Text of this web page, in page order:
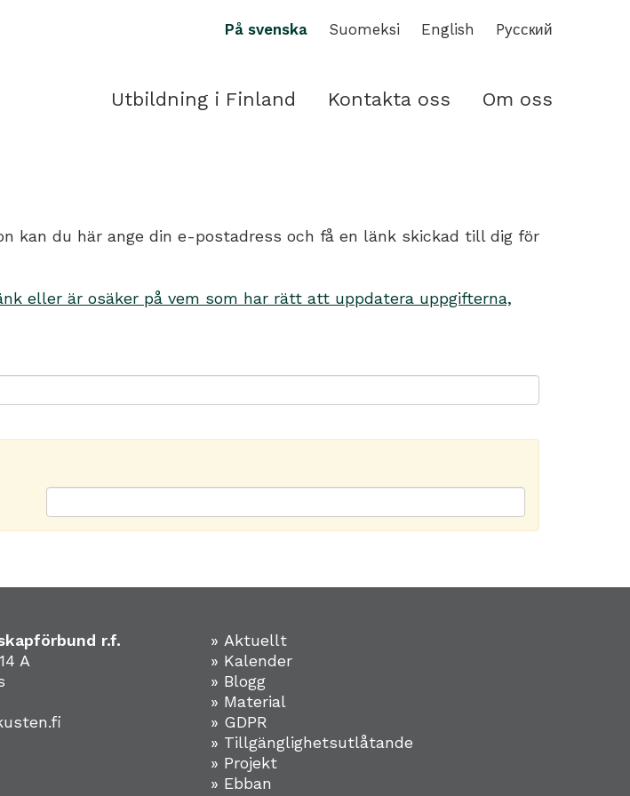
På svenska Suomeksi English Pусский
Utbildning i Finland Kontakta oss Om oss
kan du här ange din e-postadress och få en länk skickad till dig för
eller är osäker på vem som har rätt att uppdatera uppgifterna,
r.f.
A
» Aktuellt
» Kalender
» Blogg
» Material
» GDPR
» Tillgänglighetsutlåtande
» Projekt
» Ebban